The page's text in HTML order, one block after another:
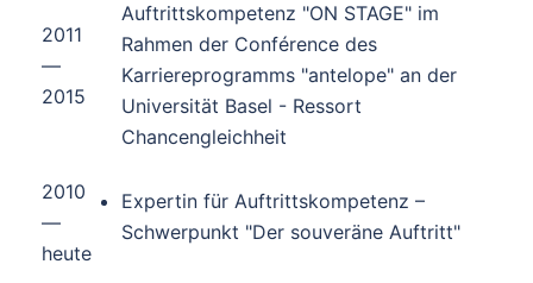
2011
—
2015
Auftrittskompetenz "ON STAGE" im
Rahmen der Conférence des
Karriereprogramms "antelope" an der
Universität Basel - Ressort
Chancengleichheit
2010
—
heute
Expertin für Auftrittskompetenz –
Schwerpunkt "Der souveräne Auftritt"